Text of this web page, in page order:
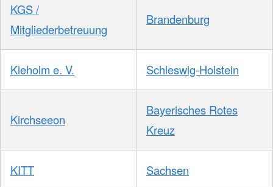
KGS /
Mitgliederbetreuung
Brandenburg
Kieholm e. V. Schleswig-Holstein
Kirchseeon
Bayerisches Rotes
Kreuz
KITT Sachsen